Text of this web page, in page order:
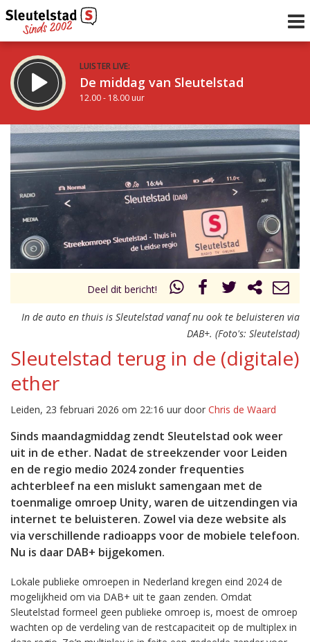
LUISTER LIVE:
De middag van Sleutelstad
12.00 - 18.00 uur
STRAKS:
De avond van Sleutelstad
18.00 - 21.00 uur
Vorig uur
uur 1 van 0 Volgend uur
Deel dit bericht!
In de auto en thuis is Sleutelstad vanaf nu ook te beluisteren via
DAB+. (Foto's: Sleutelstad)
Sleutelstad terug in de (digitale)
ether
Leiden, 23 februari 2026 om 22:16 uur door Chris de Waard
Sinds maandagmiddag zendt Sleutelstad ook weer
uit in de ether. Nadat de streekzender voor Leiden
en de regio medio 2024 zonder frequenties
achterbleef na een mislukt samengaan met de
toenmalige omroep Unity, waren de uitzendingen via
internet te beluisteren. Zowel via deze website als
via verschillende radioapps voor de mobiele telefoon.
Nu is daar DAB+ bijgekomen.
Lokale publieke omroepen in Nederland kregen eind 2024 de
mogelijkheid om via DAB+ uit te gaan zenden. Omdat
Sleutelstad formeel geen publieke omroep is, moest de omroep
wachten op de verdeling van de restcapaciteit op de multiplex in